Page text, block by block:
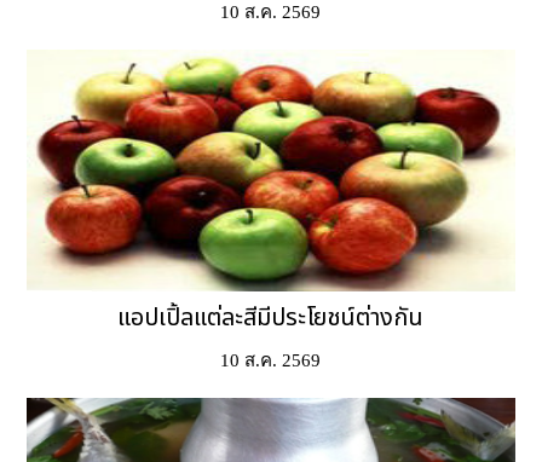
10 ส.ค. 2569
แอปเปิ้ลแต่ละสีมีประโยชน์ต่างกัน
10 ส.ค. 2569